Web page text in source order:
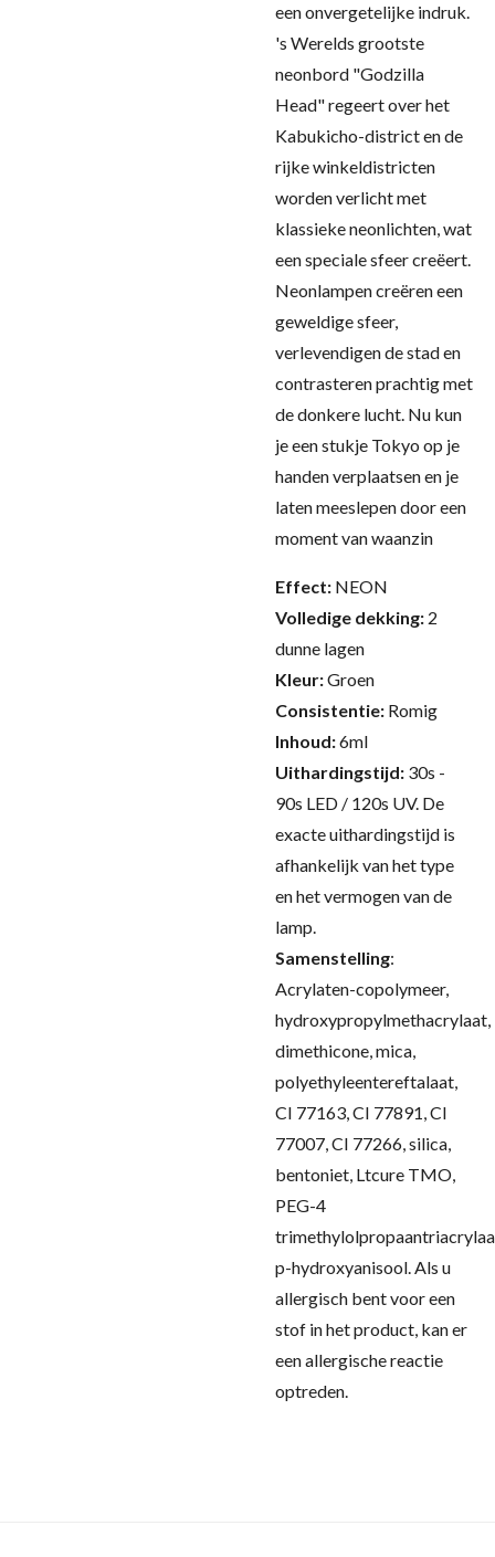
een onvergetelijke indruk.
's Werelds grootste
neonbord "Godzilla
Head" regeert over het
Kabukicho-district en de
rijke winkeldistricten
worden verlicht met
klassieke neonlichten, wat
een speciale sfeer creëert.
Neonlampen creëren een
geweldige sfeer,
verlevendigen de stad en
contrasteren prachtig met
de donkere lucht. Nu kun
je een stukje Tokyo op je
handen verplaatsen en je
laten meeslepen door een
moment van waanzin
Effect: NEON
Volledige dekking: 2
dunne lagen
Kleur:Groen
Consistentie: Romig
Inhoud:6ml
Uithardingstijd: 30s -
90s LED / 120s UV. De
exacte uithardingstijd is
afhankelijk van het type
en het vermogen van de
lamp.
Samenstelling:
Acrylaten-copolymeer,
hydroxypropylmethacrylaat,
dimethicone, mica,
polyethyleentereftalaat,
CI 77163, CI 77891, CI
77007, CI 77266, silica,
bentoniet, Ltcure TMO,
PEG-4
p-hydroxyanisool.Als u
allergisch bent voor een
stof in het product, kan er
een allergische reactie
optreden.